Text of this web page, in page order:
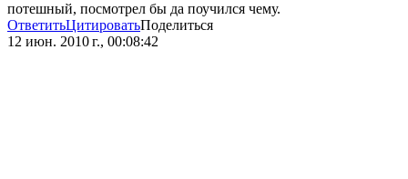
потешный, посмотрел бы да поучился чему.
ОтветитьЦитироватьПоделиться
12 июн. 2010 г., 00:08:42